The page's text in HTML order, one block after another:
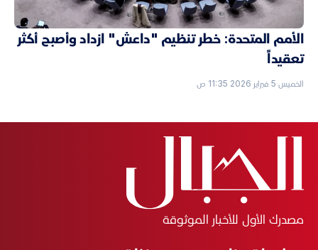
الأمم المتحدة: خطر تنظيم "داعش" ازداد وأصبح أكثر
تعقيداً
الخميس 5 فبراير 2026 11:35 ص
مصدرك الأول للأخبار الموثوقة